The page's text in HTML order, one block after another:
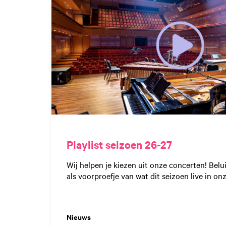
Playlist seizoen 26-27
Wij helpen je kiezen uit onze concerten!
als voorproefje van wat dit seizoen live in
Nieuws